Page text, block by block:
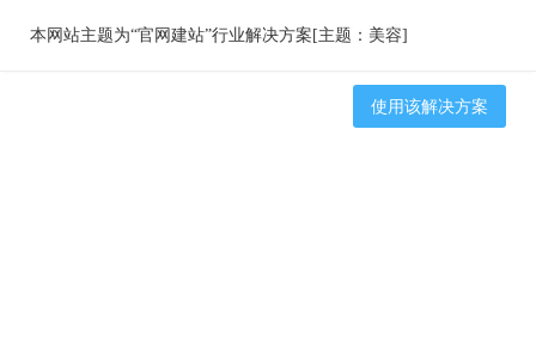
本网站主题为“官网建站”行业解决方案[主题：美容]
使用该解决方案